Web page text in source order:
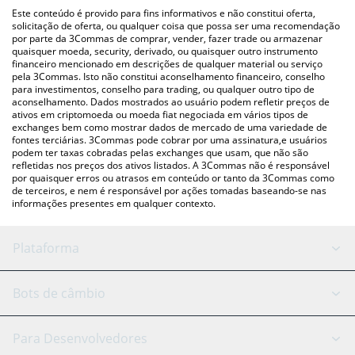
Você também pode usar nossa tabela de preços de Mind of
Pepe acima para verificar o último preço de Mind of Pepe nas
principais moedas fiat e criptográficas.
Este conteúdo é provido para fins informativos e não constitui oferta,
solicitação de oferta, ou qualquer coisa que possa ser uma recomendação
por parte da 3Commas de comprar, vender, fazer trade ou armazenar
quaisquer moeda, security, derivado, ou quaisquer outro instrumento
financeiro mencionado em descrições de qualquer material ou serviço
pela 3Commas. Isto não constitui aconselhamento financeiro, conselho
para investimentos, conselho para trading, ou qualquer outro tipo de
aconselhamento. Dados mostrados ao usuário podem refletir preços de
ativos em criptomoeda ou moeda fiat negociada em vários tipos de
exchanges bem como mostrar dados de mercado de uma variedade de
fontes terciárias. 3Commas pode cobrar por uma assinatura,e usuários
podem ter taxas cobradas pelas exchanges que usam, que não são
refletidas nos preços dos ativos listados. A 3Commas não é responsável
por quaisquer erros ou atrasos em conteúdo or tanto da 3Commas como
de terceiros, e nem é responsável por ações tomadas baseando-se nas
informações presentes em qualquer contexto.
Plataforma
Bot GRID
Bots de câmbio
Binance
Para Desenvolvedores